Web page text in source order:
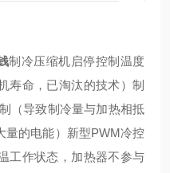
制冷压缩机启停控制温度
寿命，已淘汰的技术）制
（导致制冷量与加热相抵
量的电能）新型PWM冷控
工作状态，加热器不参与